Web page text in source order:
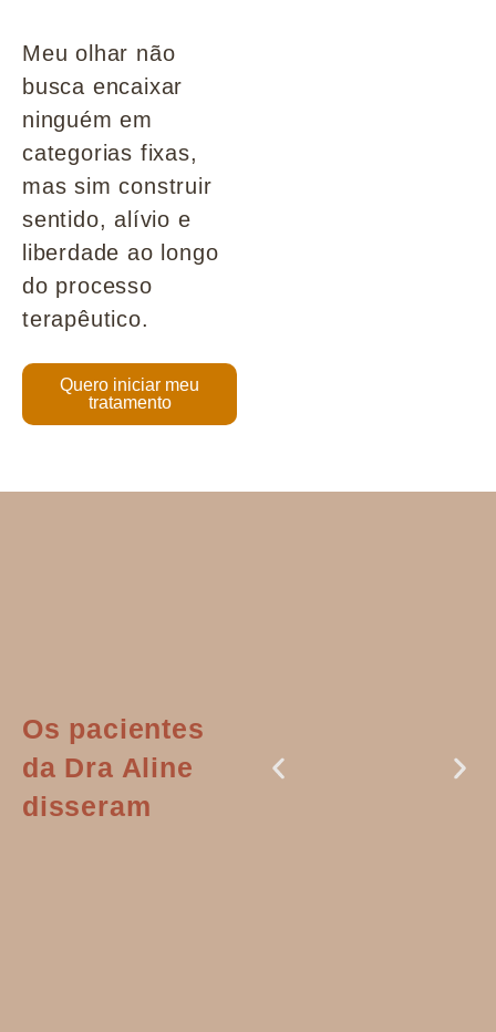
Meu olhar não
busca encaixar
ninguém em
categorias fixas,
mas sim construir
sentido, alívio e
liberdade ao longo
do processo
terapêutico.
Quero iniciar meu
tratamento
Os pacientes
da Dra Aline
disseram